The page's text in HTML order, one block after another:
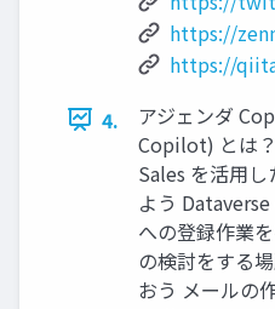
https://
https://
4.
アジェンダ
Copilot) とは
Sales を活用
よう
への登録作業
の検討をする
おう メールの